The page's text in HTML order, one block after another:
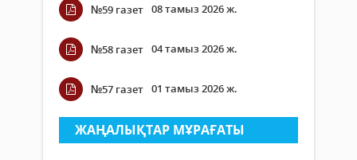
№59 газет 08 тамыз 2026 ж.
№58 газет 04 тамыз 2026 ж.
№57 газет 01 тамыз 2026 ж.
ЖАҢАЛЫҚТАР МҰРАҒАТЫ